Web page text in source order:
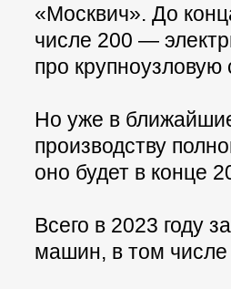
«Москвич». До
числе 200 —
про крупноузловую
Но уже в
производству
оно будет в конце
Всего в 2023 году
машин, в том